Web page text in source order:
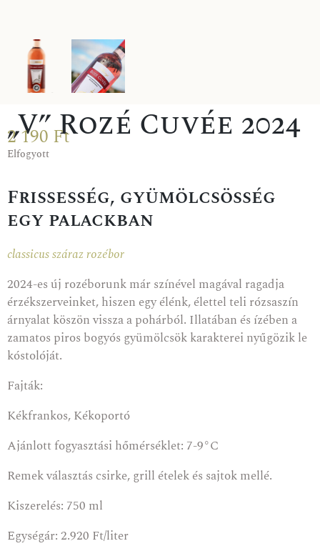
„V” Rozé Cuvée 2024
2 190 Ft
Elfogyott
Frissesség, gyümölcsösség
egy palackban
classicus száraz rozébor
2024-es új rozéborunk már színével magával ragadja
érzékszerveinket, hiszen egy élénk, élettel teli rózsaszín
árnyalat köszön vissza a pohárból. Illatában és ízében a
zamatos piros bogyós gyümölcsök karakterei nyűgözik le
kóstolóját.
Fajták:
Kékfrankos, Kékoportó
Ajánlott fogyasztási hőmérséklet: 7-9°C
Remek választás csirke, grill ételek és sajtok mellé.
Kiszerelés: 750 ml
Egységár: 2.920 Ft/liter